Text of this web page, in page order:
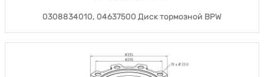
0308834010, 04637500 Диск тормозной BPW